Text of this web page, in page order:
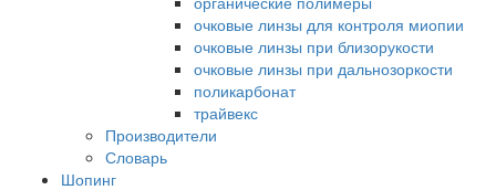
очковые линзы для контроля миопии
очковые линзы при близорукости
очковые линзы при дальнозоркости
поликарбонат
трайвекс
Производители
Словарь
Шопинг